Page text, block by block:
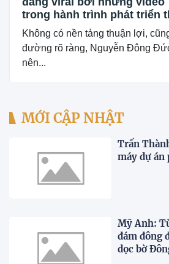
trong hành trình phát triển
Barber tóc tại Bình Định
Không có nền tảng thuận lợi,
đường rõ ràng, Nguyễn Đông
nên...
MỚI CẬP NHẬT
Trấn
máy dự án
Mỹ Anh:
đám đông
dọc bờ